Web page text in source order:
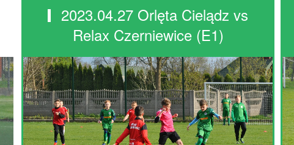
2023.04.27 Orlęta Cielądz vs
Relax Czerniewice (E1)